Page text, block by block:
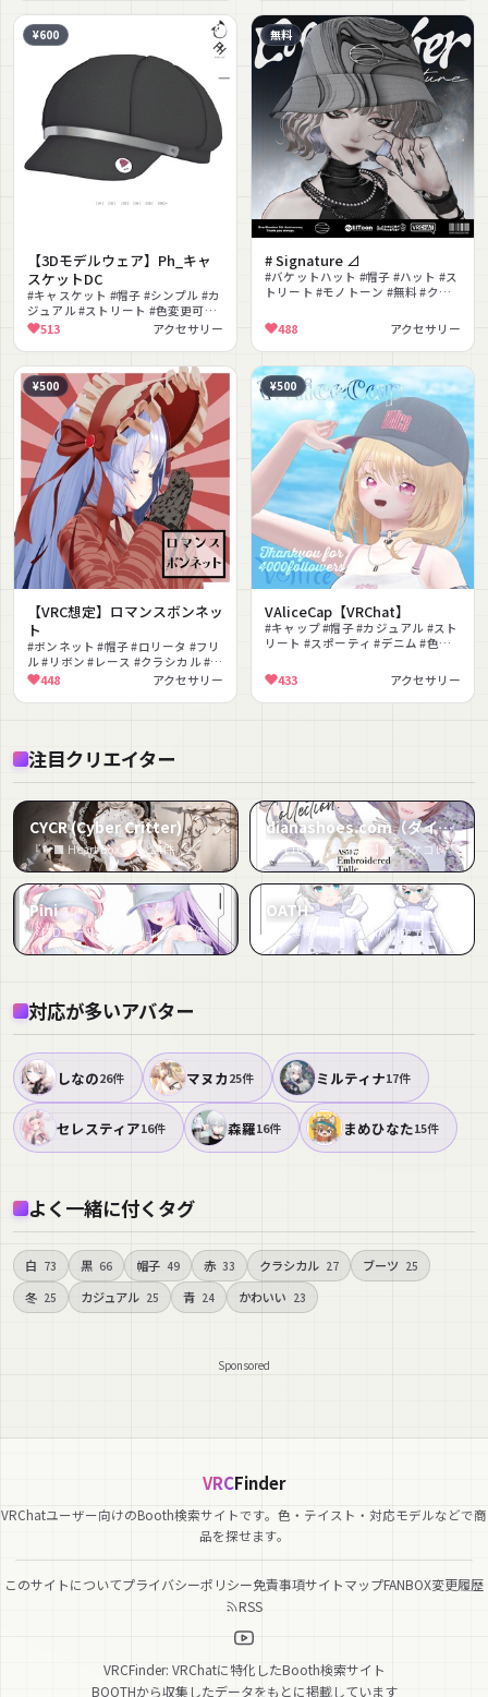
¥600
【3Dモデルウェア】Ph_キャ
スケットDC
#キャスケット #帽子 #シンプル #カ
ジュアル #ストリート #色変更可能
#Poiyomi対応 #シェイプキー #PSD
513 アクセサリー
無料
# Signature ⊿
#バケットハット #帽子 #ハット #ス
トリート #モノトーン #無料 #クー
ー488 アクセサリー
¥500
【VRC想定】ロマンスボンネッ
ト
#ボンネット #帽子 #ロリータ #フリ
ル #リボン #レース #クラシカル #レ
トロ #ガーリー #上品
448 アクセサリー
¥500
VAliceCap【VRChat】
#キャップ #帽子 #カジュアル #スト
リート #スポーティ #デニム #色変
シンプル
433 アクセサリー
注目クリエイター
CYCR (Cyber Critter)
『🐦⬛ Heart Box』など4件
dianashoes.com（ダイアナシューズドットコム）
『【16アバター対応】ブーケコレクション☆バックストラップシューズ【VRC想定衣装】』など2件
Pini
『[3Dモデル] - Rayna -』など2件
OATH
『【薄荷対応】PolarWhite コーデセット/Polar White』など2件
対応が多いアバター
しなの26件 マヌカ25件 ミルティナ17件
セレスティア16件 森羅16件 まめひなた15件
よく一緒に付くタグ
白 73 黒 66 帽子 49 赤 33 クラシカル 27 ブーツ 25
冬 25 カジュアル 25 青 24 かわいい 23
Sponsored
VRCFinder
VRChatユーザー向けのBooth検索サイトです。色・テイスト・対応モデルなどで商
品を探せます。
このサイトについてプライバシーポリシー免責事項サイトマップFANBOX変更履歴
RSS
VRCFinder: VRChatに特化したBooth検索サイト
BOOTHから収集したデータをもとに掲載しています